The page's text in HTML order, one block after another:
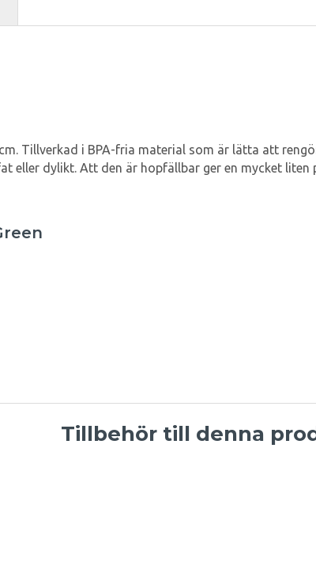
Tillverkad i BPA-fria material som är lätta att
eller dylikt. Att den är hopfällbar ger en mycket liten
Tillbehör till denna